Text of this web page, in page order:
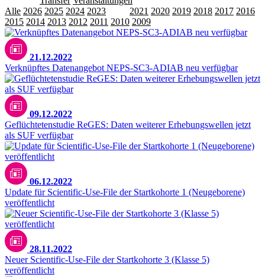
Alle 2026 2025 2024 2023 2021 2020 2019 2018 2017 2016
2015 2014 2013 2012 2011 2010 2009
21.12.2022
Verknüpftes Datenangebot NEPS-SC3-ADIAB neu verfügbar
09.12.2022
Geflüchtetenstudie ReGES: Daten weiterer Erhebungswellen jetzt
als SUF verfügbar
06.12.2022
Update für Scientific-Use-File der Startkohorte 1 (Neugeborene)
veröffentlicht
28.11.2022
Neuer Scientific-Use-File der Startkohorte 3 (Klasse 5)
veröffentlicht